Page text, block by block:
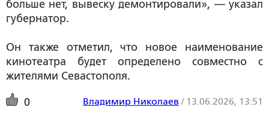
больше нет, вывеску демонтировали», — указал
губернатор.
Он также отметил, что новое наименование
кинотеатра будет определено совместно с
жителями Севастополя.
0 Владимир Николаев / 13.06.2026, 13:51